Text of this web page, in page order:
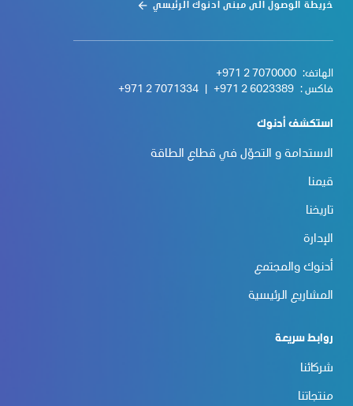
خريطة الوصول الى مبنى أدنوك الرئيسي
الهاتف: +971 2 7070000
فاكس : +971 2 6023389
+971 2 7071334
استكشف أدنوك
الاستدامة و التحوّل في قطاع الطاقة
قيمنا
تاريخنا
الإدارة
أدنوك والمجتمع
المشاريع الرئيسية
روابط سريعة
شركائنا
منتجاتنا